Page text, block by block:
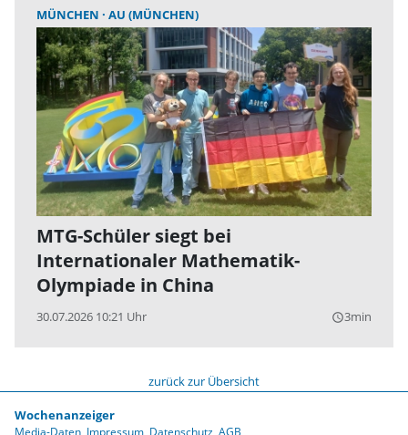
MÜNCHEN AU (MÜNCHEN)
MTG-Schüler siegt bei
Internationaler Mathematik-
Olympiade in China
30.07.2026 10:21 Uhr query_builder3min
zurück zur Übersicht
Wochenanzeiger
Media-Daten Impressum Datenschutz AGB